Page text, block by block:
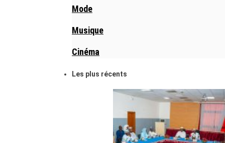
Mode
Musique
Cinéma
Les plus récents